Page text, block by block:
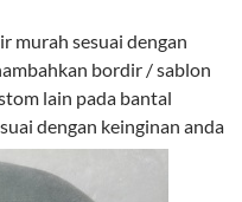
murah sesuai dengan
bordir / sablon
lain pada bantal
dengan keinginan anda